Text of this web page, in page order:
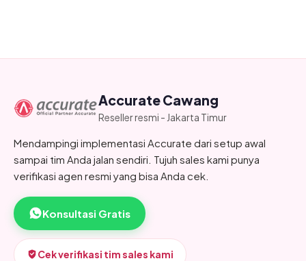
Accurate Cawang
Reseller resmi - Jakarta Timur
Mendampingi implementasi Accurate dari setup awal
sampai tim Anda jalan sendiri. Tujuh sales kami punya
verifikasi agen resmi yang bisa Anda cek.
Konsultasi Gratis
Cek verifikasi tim sales kami